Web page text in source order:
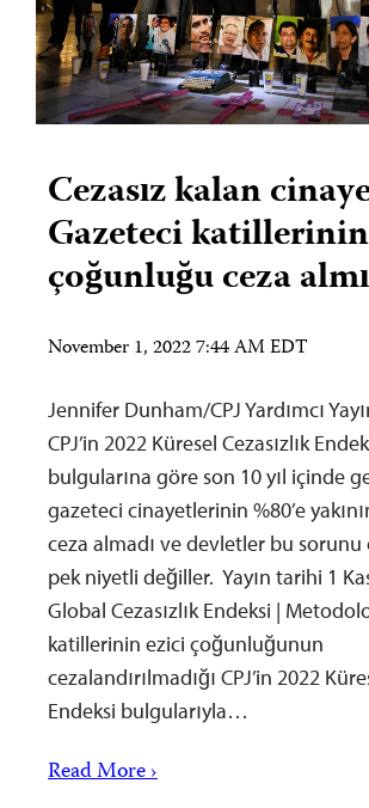
Cezasız kalan
Gazeteci
çoğunluğu ceza
November 1, 2022 7:44 AM EDT
Jennifer Dunham/CPJ Yardımcı
CPJ’in 2022 Küresel Cezasızlık
bulgularına göre son 10 yıl içinde
gazeteci cinayetlerinin %80’e
ceza almadı ve devletler bu sorunu
pek niyetli değiller. Yayın tarihi 1
Global Cezasızlık Endeksi |
katillerinin ezici çoğunluğunun
cezalandırılmadığı CPJ’in 2022
Endeksi bulgularıyla…
Read More ›